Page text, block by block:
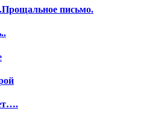
письмо.